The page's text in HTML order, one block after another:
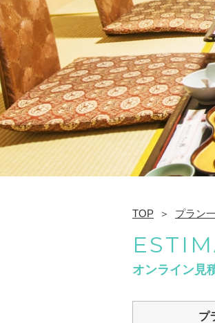
TOP プラン
オンライン見
プ